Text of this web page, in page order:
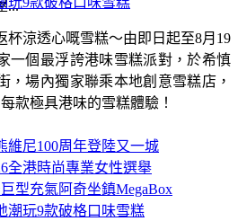
...
杯涼透心嘅雪糕～由即日起至8月19
一個最浮誇港味雪糕派對，於希慎
，場內獨家聯乘本地創意雪糕店，
款極具港味的雪糕體驗！